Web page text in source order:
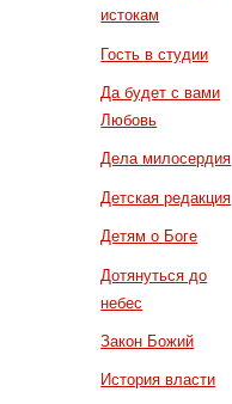
истокам
Гость в студии
Да будет с вами
Любовь
Дела милосердия
Детская редакция
Детям о Боге
Дотянуться до
небес
Закон Божий
История власти